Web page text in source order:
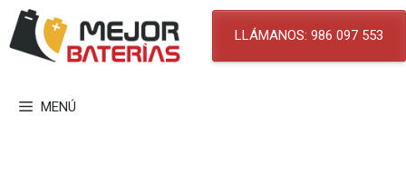
Saltar
al
contenido
MENÚ
LLÁMANOS: 986 097 553